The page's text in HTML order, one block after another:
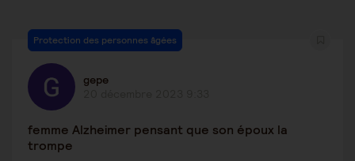
Protection des personnes âgées
gepe
femme Alzheimer pensant que son époux la
trompe